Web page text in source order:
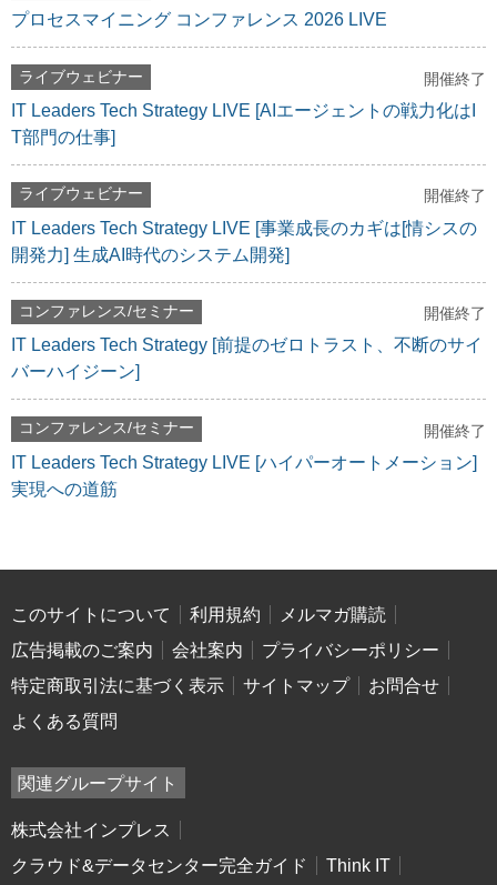
プロセスマイニング コンファレンス 2026 LIVE
ライブウェビナー 開催終了
IT Leaders Tech Strategy LIVE [AIエージェントの戦力化はI
T部門の仕事]
ライブウェビナー 開催終了
IT Leaders Tech Strategy LIVE [事業成長のカギは[情シスの
開発力] 生成AI時代のシステム開発]
コンファレンス/セミナー 開催終了
IT Leaders Tech Strategy [前提のゼロトラスト、不断のサイ
バーハイジーン]
コンファレンス/セミナー 開催終了
IT Leaders Tech Strategy LIVE [ハイパーオートメーション]
実現への道筋
このサイトについて 利用規約
メルマガ購読
広告掲載のご案内
会社案内
プライバシーポリシー
特定商取引法に基づく表示
サイトマップ
お問合せ
よくある質問
関連グループサイト
株式会社インプレス
クラウド&データセンター完全ガイド
Think IT